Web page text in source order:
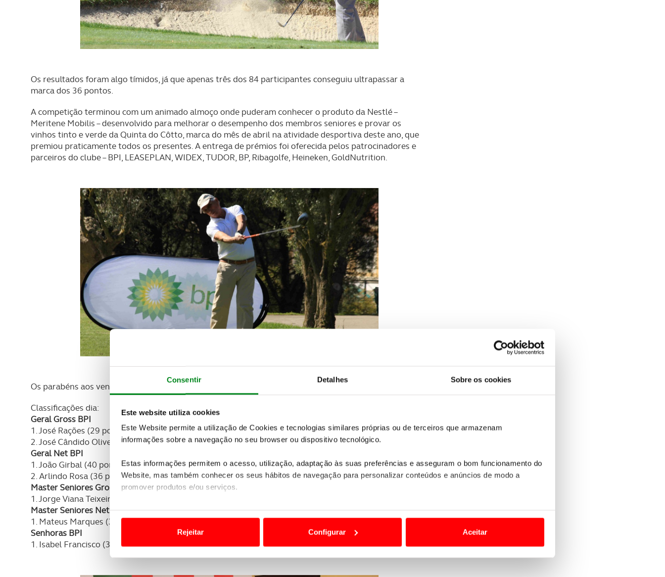
Consentir Detalhes Sobre os cookies
Este website utiliza cookies
Este Website permite a utilização de Cookies e tecnologias similares próprias ou de terceiros que armazenam
informações sobre a navegação no seu browser ou dispositivo tecnológico.
Estas informações permitem o acesso, utilização, adaptação às suas preferências e asseguram o bom funcionamento do
Website, mas também conhecer os seus hábitos de navegação para personalizar conteúdos e anúncios de modo a
promover produtos e/ou serviços.
Usamos cookies para melhorar a sua experiência digital, personalizar conteúdos e anúncios, para lhe proporcionar
funcionalidades de redes sociais, bem como para analisar dados de navegação no nosso website.
Rejeitar Configurar Aceitar
Os resultados foram algo tímidos, já que apenas três dos 84 participantes conseguiu ultrapassar a
marca dos 36 pontos.
A competição terminou com um animado almoço onde puderam conhecer o produto da Nestlé –
Meritene Mobilis – desenvolvido para melhorar o desempenho dos membros seniores e provar os
vinhos tinto e verde da Quinta do Côtto, marca do mês de abril na atividade desportiva deste ano, que
premiou praticamente todos os presentes. A entrega de prémios foi oferecida pelos patrocinadores e
parceiros do clube – BPI, LEASEPLAN, WIDEX, TUDOR, BP, Ribagolfe, Heineken, GoldNutrition.
Os parabéns aos vencedores e a todos os que participaram!
Classificações dia:
Geral Gross BPI
1. José Rações (29 pontos)
2. José Cândido Oliveira (28 pontos)
Geral Net BPI
1. João Girbal (40 pontos)
2. Arlindo Rosa (36 pontos)
Master Seniores Gross BPI
1. Jorge Viana Teixeira (23 pontos)
Master Seniores Net BPI
1. Mateus Marques (34 pontos)
Senhoras BPI
1. Isabel Francisco (37 pontos)